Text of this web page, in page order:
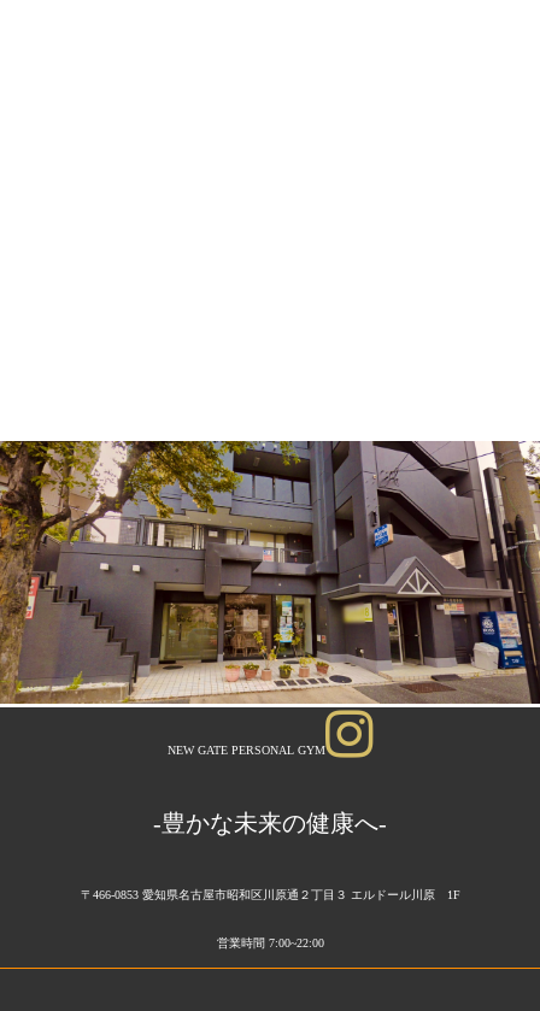
NEW GATE PERSONAL GYM
-豊かな未来の健康へ-
〒466-0853 愛知県名古屋市昭和区川原通２丁目３ エルドール川原 1F
営業時間 7:00~22:00